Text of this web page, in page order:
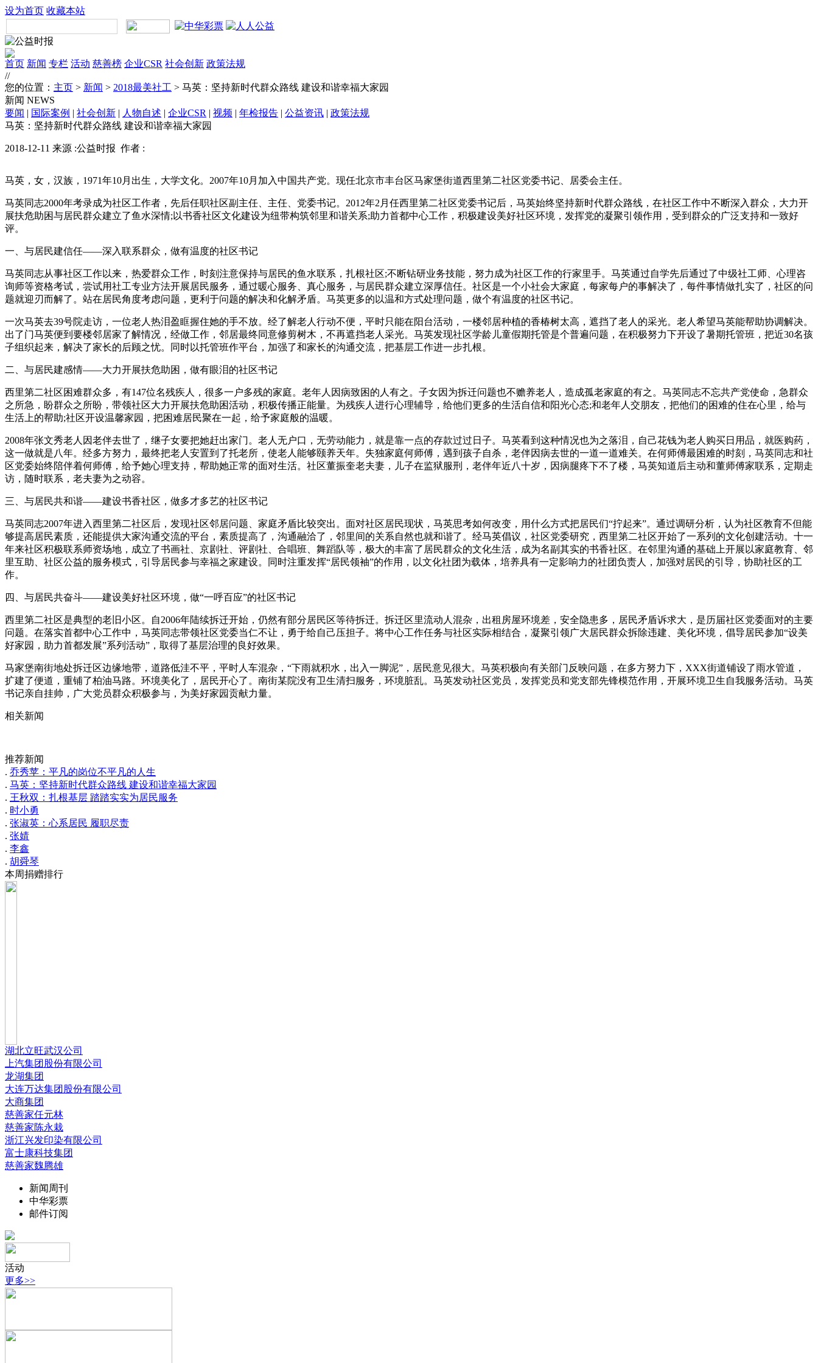
设为首页 收藏本站
首页 新闻 专栏 活动 慈善榜 企业CSR 社会创新 政策法规
//
您的位置： 主页 > 新闻 > 2018最美社工 > 马英：坚持新时代群众路线 建设和谐幸福大家园
新闻 NEWS
要闻 | 国际案例 | 社会创新 | 人物自述 | 企业CSR | 视频 | 年检报告 | 公益资讯 | 政策法规
马英：坚持新时代群众路线 建设和谐幸福大家园
2018-12-11 来源 :公益时报 作者 :
马英，女，汉族，1971年10月出生，大学文化。2007年10月加入中国共产党。现任北京市丰台区马家堡街道西里第二社区党委书记、居委会主任。
马英同志2000年考录成为社区工作者，先后任职社区副主任、主任、党委书记。2012年2月任西里第二社区党委书记后，马英始终坚持新时代群众路线，在社区工作中不断深入群众，大力开
展扶危助困与居民群众建立了鱼水深情;以书香社区文化建设为纽带构筑邻里和谐关系;助力首都中心工作，积极建设美好社区环境，发挥党的凝聚引领作用，受到群众的广泛支持和一致好
评。
一、与居民建信任――深入联系群众，做有温度的社区书记
马英同志从事社区工作以来，热爱群众工作，时刻注意保持与居民的鱼水联系，扎根社区;不断钻研业务技能，努力成为社区工作的行家里手。马英通过自学先后通过了中级社工师、心理咨
询师等资格考试，尝试用社工专业方法开展居民服务，通过暖心服务、真心服务，与居民群众建立深厚信任。社区是一个小社会大家庭，每家每户的事解决了，每件事情做扎实了，社区的问
题就迎刃而解了。站在居民角度考虑问题，更利于问题的解决和化解矛盾。马英更多的以温和方式处理问题，做个有温度的社区书记。
一次马英去39号院走访，一位老人热泪盈眶握住她的手不放。经了解老人行动不便，平时只能在阳台活动，一楼邻居种植的香椿树太高，遮挡了老人的采光。老人希望马英能帮助协调解决。
出了门马英便到要楼邻居家了解情况，经做工作，邻居最终同意修剪树木，不再遮挡老人采光。马英发现社区学龄儿童假期托管是个普遍问题，在积极努力下开设了暑期托管班，把近30名孩
子组织起来，解决了家长的后顾之忧。同时以托管班作平台，加强了和家长的沟通交流，把基层工作进一步扎根。
二、与居民建感情――大力开展扶危助困，做有眼泪的社区书记
西里第二社区困难群众多，有147位名残疾人，很多一户多残的家庭。老年人因病致困的人有之。子女因为拆迁问题也不赡养老人，造成孤老家庭的有之。马英同志不忘共产党使命，急群众
之所急，盼群众之所盼，带领社区大力开展扶危助困活动，积极传播正能量。为残疾人进行心理辅导，给他们更多的生活自信和阳光心态;和老年人交朋友，把他们的困难的住在心里，给与
生活上的帮助;社区开设温馨家园，把困难居民聚在一起，给予家庭般的温暖。
2008年张文秀老人因老伴去世了，继子女要把她赶出家门。老人无户口，无劳动能力，就是靠一点的存款过过日子。马英看到这种情况也为之落泪，自己花钱为老人购买日用品，就医购药，
这一做就是八年。经多方努力，最终把老人安置到了托老所，使老人能够颐养天年。失独家庭何师傅，遇到孩子自杀，老伴因病去世的一道一道难关。在何师傅最困难的时刻，马英同志和社
区党委始终陪伴着何师傅，给予她心理支持，帮助她正常的面对生活。社区董振奎老夫妻，儿子在监狱服刑，老伴年近八十岁，因病腿疼下不了楼，马英知道后主动和董师傅家联系，定期走
访，随时联系，老夫妻为之动容。
三、与居民共和谐――建设书香社区，做多才多艺的社区书记
马英同志2007年进入西里第二社区后，发现社区邻居问题、家庭矛盾比较突出。面对社区居民现状，马英思考如何改变，用什么方式把居民们“拧起来”。通过调研分析，认为社区教育不但能
够提高居民素质，还能提供大家沟通交流的平台，素质提高了，沟通融洽了，邻里间的关系自然也就和谐了。经马英倡议，社区党委研究，西里第二社区开始了一系列的文化创建活动。十一
年来社区积极联系师资场地，成立了书画社、京剧社、评剧社、合唱班、舞蹈队等，极大的丰富了居民群众的文化生活，成为名副其实的书香社区。在邻里沟通的基础上开展以家庭教育、邻
里互助、社区公益的服务模式，引导居民参与幸福之家建设。同时注重发挥“居民领袖”的作用，以文化社团为载体，培养具有一定影响力的社团负责人，加强对居民的引导，协助社区的工
作。
四、与居民共奋斗――建设美好社区环境，做“一呼百应”的社区书记
西里第二社区是典型的老旧小区。自2006年陆续拆迁开始，仍然有部分居民区等待拆迁。拆迁区里流动人混杂，出租房屋环境差，安全隐患多，居民矛盾诉求大，是历届社区党委面对的主要
问题。在落实首都中心工作中，马英同志带领社区党委当仁不让，勇于给自己压担子。将中心工作任务与社区实际相结合，凝聚引领广大居民群众拆除违建、美化环境，倡导居民参加“设美
好家园，助力首都发展”系列活动”，取得了基层治理的良好效果。
马家堡南街地处拆迁区边缘地带，道路低洼不平，平时人车混杂，“下雨就积水，出入一脚泥”，居民意见很大。马英积极向有关部门反映问题，在多方努力下，XXX街道铺设了雨水管道，
扩建了便道，重铺了柏油马路。环境美化了，居民开心了。南街某院没有卫生清扫服务，环境脏乱。马英发动社区党员，发挥党员和党支部先锋模范作用，开展环境卫生自我服务活动。马英
书记亲自挂帅，广大党员群众积极参与，为美好家园贡献力量。
相关新闻
推荐新闻
. 乔秀苹：平凡的岗位不平凡的人生
. 马英：坚持新时代群众路线 建设和谐幸福大家园
. 王秋双：扎根基层 踏踏实实为居民服务
. 时小勇
. 张淑英：心系居民 履职尽责
. 张婧
. 李鑫
. 胡舜琴
本周捐赠排行
湖北立旺武汉公司
上汽集团股份有限公司
龙湖集团
大连万达集团股份有限公司
大商集团
慈善家任元林
慈善家陈永栽
浙江兴发印染有限公司
富士康科技集团
慈善家魏腾雄
新闻周刊
中华彩票
邮件订阅
活动
更多>>